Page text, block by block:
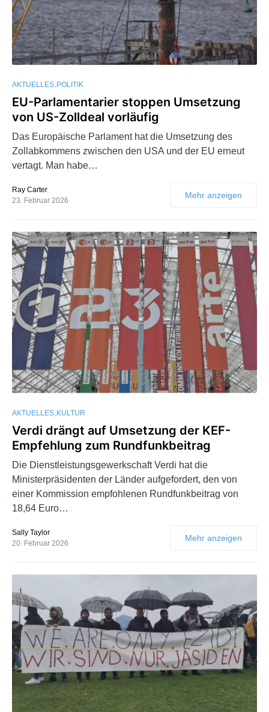
AKTUELLES POLITIK
EU-Parlamentarier stoppen Umsetzung
von US-Zolldeal vorläufig
Das Europäische Parlament hat die Umsetzung des
Zollabkommens zwischen den USA und der EU erneut
vertagt. Man habe…
Ray Carter
23. Februar 2026
Mehr anzeigen
AKTUELLES KULTUR
Verdi drängt auf Umsetzung der KEF-
Empfehlung zum Rundfunkbeitrag
Die Dienstleistungsgewerkschaft Verdi hat die
Ministerpräsidenten der Länder aufgefordert, den von
einer Kommission empfohlenen Rundfunkbeitrag von
18,64 Euro…
Sally Taylor
20. Februar 2026
Mehr anzeigen